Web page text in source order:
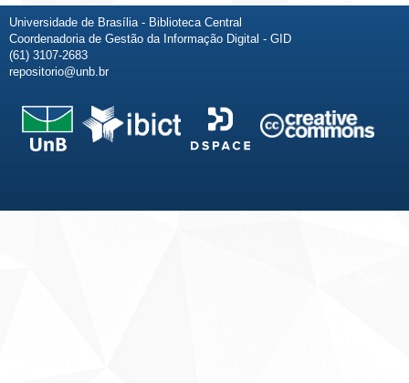
Universidade de Brasília - Biblioteca Central
Coordenadoria de Gestão da Informação Digital - GID
(61) 3107-2683
repositorio@unb.br